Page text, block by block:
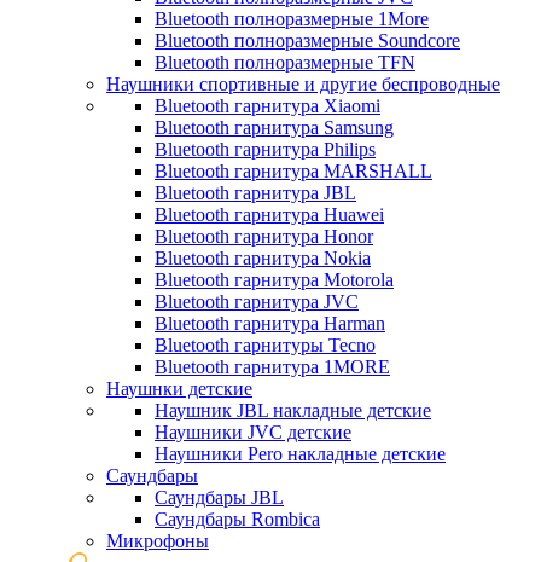
Bluetooth полноразмерные 1More
Bluetooth полноразмерные Soundcore
Bluetooth полноразмерные TFN
Наушники спортивные и другие беспроводные
Bluetooth гарнитура Xiaomi
Bluetooth гарнитура Samsung
Bluetooth гарнитура Philips
Bluetooth гарнитура MARSHALL
Bluetooth гарнитура JBL
Bluetooth гарнитура Huawei
Bluetooth гарнитура Honor
Bluetooth гарнитура Nokia
Bluetooth гарнитура Motorola
Bluetooth гарнитура JVC
Bluetooth гарнитура Harman
Bluetooth гарнитуры Tecno
Bluetooth гарнитура 1MORE
Наушнки детские
Наушник JBL накладные детские
Наушники JVC детские
Наушники Pero накладные детские
Саундбары
Саундбары JBL
Саундбары Rombica
Микрофоны